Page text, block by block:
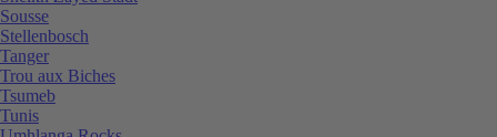
Sousse
Stellenbosch
Tanger
Trou aux Biches
Tsumeb
Tunis